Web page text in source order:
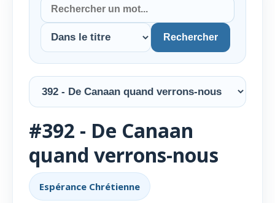
Rechercher
#392 - De Canaan
quand verrons-nous
Espérance Chrétienne